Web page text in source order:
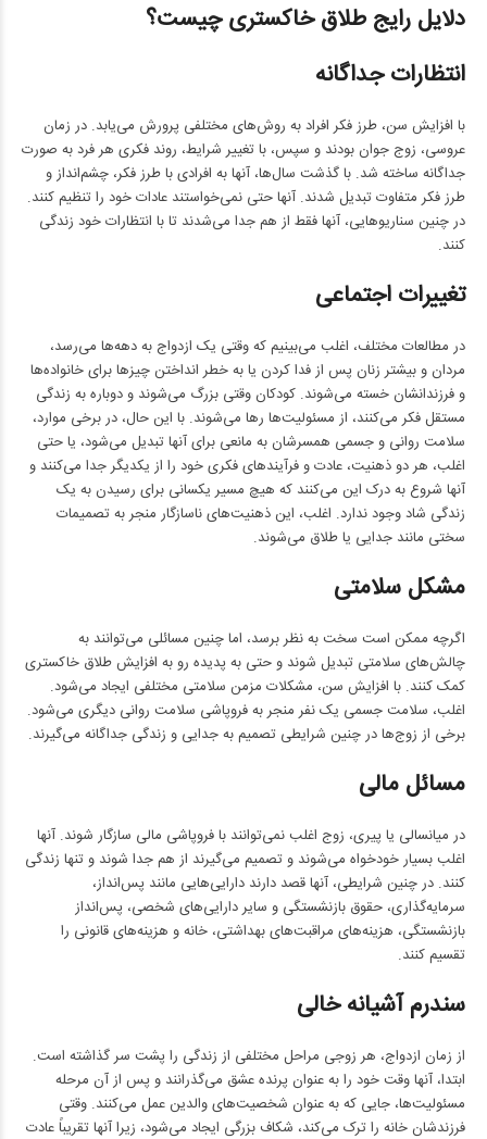
دلایل رایج طلاق خاکستری چیست؟
انتظارات جداگانه
با افزایش سن، طرز فکر افراد به روش‌های مختلفی پرورش می‌یابد. در زمان
عروسی، زوج جوان بودند و سپس، با تغییر شرایط، روند فکری هر فرد به صورت
جداگانه ساخته شد. با گذشت سال‌ها، آنها به افرادی با طرز فکر، چشم‌انداز و
طرز فکر متفاوت تبدیل شدند. آنها حتی نمی‌خواستند عادات خود را تنظیم کنند.
در چنین سناریوهایی، آنها فقط از هم جدا می‌شدند تا با انتظارات خود زندگی
کنند.
تغییرات اجتماعی
در مطالعات مختلف، اغلب می‌بینیم که وقتی یک ازدواج به دهه‌ها می‌رسد،
مردان و بیشتر زنان پس از فدا کردن یا به خطر انداختن چیزها برای خانواده‌ها
و فرزندانشان خسته می‌شوند. کودکان وقتی بزرگ می‌شوند و دوباره به زندگی
مستقل فکر می‌کنند، از مسئولیت‌ها رها می‌شوند. با این حال، در برخی موارد،
سلامت روانی و جسمی همسرشان به مانعی برای آنها تبدیل می‌شود، یا حتی
اغلب، هر دو ذهنیت، عادت و فرآیندهای فکری خود را از یکدیگر جدا می‌کنند و
آنها شروع به درک این می‌کنند که هیچ مسیر یکسانی برای رسیدن به یک
زندگی شاد وجود ندارد. اغلب، این ذهنیت‌های ناسازگار منجر به تصمیمات
سختی مانند جدایی یا طلاق می‌شوند.
مشکل سلامتی
اگرچه ممکن است سخت به نظر برسد، اما چنین مسائلی می‌توانند به
چالش‌های سلامتی تبدیل شوند و حتی به پدیده رو به افزایش طلاق خاکستری
کمک کنند. با افزایش سن، مشکلات مزمن سلامتی مختلفی ایجاد می‌شود.
اغلب، سلامت جسمی یک نفر منجر به فروپاشی سلامت روانی دیگری می‌شود.
برخی از زوج‌ها در چنین شرایطی تصمیم به جدایی و زندگی جداگانه می‌گیرند.
مسائل مالی
در میانسالی یا پیری، زوج اغلب نمی‌توانند با فروپاشی مالی سازگار شوند. آنها
اغلب بسیار خودخواه می‌شوند و تصمیم می‌گیرند از هم جدا شوند و تنها زندگی
کنند. در چنین شرایطی، آنها قصد دارند دارایی‌هایی مانند پس‌انداز،
سرمایه‌گذاری، حقوق بازنشستگی و سایر دارایی‌های شخصی، پس‌انداز
بازنشستگی، هزینه‌های مراقبت‌های بهداشتی، خانه و هزینه‌های قانونی را
تقسیم کنند.
سندرم آشیانه خالی
از زمان ازدواج، هر زوجی مراحل مختلفی از زندگی را پشت سر گذاشته است.
ابتدا، آنها وقت خود را به عنوان پرنده عشق می‌گذرانند و پس از آن مرحله
مسئولیت‌ها، جایی که به عنوان شخصیت‌های والدین عمل می‌کنند. وقتی
فرزندشان خانه را ترک می‌کند، شکاف بزرگی ایجاد می‌شود، زیرا آنها تقریباً عادت